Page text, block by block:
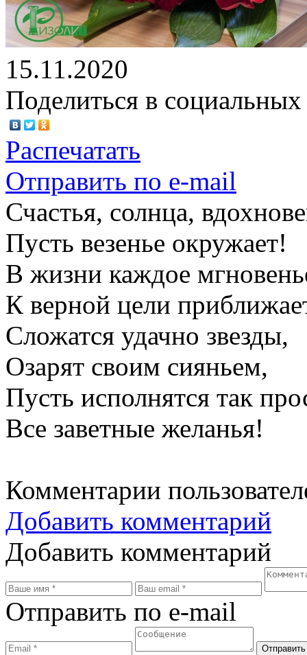
15.11.2020
Поделиться в социальных
Распечатать
Отправить по e-mail
Счастья, солнца,
Пусть везенье окружает!
В жизни каждое
К верной цели
Сложатся удачно звезды,
Озарят своим сияньем,
Пусть исполнятся так
Все заветные желанья!
Комментарии
Добавить комментарий
Добавить комментарий
Отправить по e-mail